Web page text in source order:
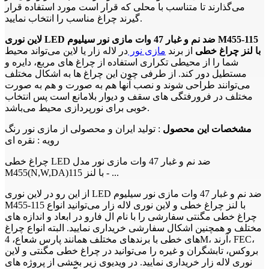
می‌گذارند تا متناسب با محلی که قرار است مورد استفاده قرار
گیرند چراغ مناسب را انتخاب نمایید.
لاین نوری LED ضد نم و غبار 47 وات مازی نور سیلیوم M455-115
با لنز چراغ خطی از برند مازی نور در لاله زار یا لاین می‌تواند محیط
شما را از محیطی تکراری استفاده از چراغ های مربع، دایره و
مستطیل دور کند. از طرفی چون این چراغ ها به اشکال مختلف
می‌توانند طراحی شوند و نصب آنها هم به صورت و هم به صورت
مختلف در فرورفتگی های سقف و دیوار بلامانع است پس انتخاب
خوبی برای نورپردازی محیط می‌باشد.
مشخصات این محصول : تولید ایران و محصولی از مازی نور رنگ
رویه : نقره ای
چراغ خطی LED ضد نم و غبار 47 وات مازی نور مدل
M455(N,W,DA)115 با لنز - ...
از این رو در لاین نوری LED ضد نم و غبار 47 وات مازی نور سیلیوم
M455-115 با لنز چراغ خطی و لاین نوری لاله زار می‌توانید انواع
چراغ خطی مگنتی سفارشی را با نام ال فارو در ابعاد و اندازه های
مختلف و همچنین اشکال سفارشی خریداری نمایید. البته انواع چراغ
های خطی با برندهای مختلف همانند پارس شعاع، 4M، آرند، FEC،
بروکس، تابشگران و غیره را می‌توانید در چراغ خطی مگنتی و لاین
نوری لاله زار خریداری نمایید. در ویدیوی زیر بخشی از پروژه های